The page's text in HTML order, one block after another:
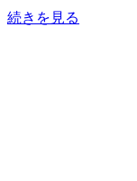
続きを見る